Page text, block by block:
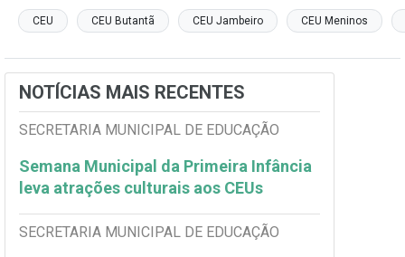
CEU CEU Butantã CEU Jambeiro CEU Meninos
NOTÍCIAS MAIS RECENTES
SECRETARIA MUNICIPAL DE EDUCAÇÃO
Semana Municipal da Primeira Infância
leva atrações culturais aos CEUs
SECRETARIA MUNICIPAL DE EDUCAÇÃO